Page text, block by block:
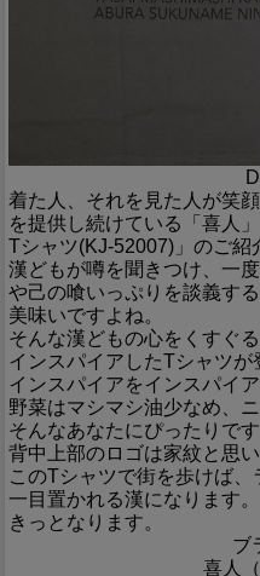
着た人、それを見た人が笑
を提供し続けている「喜人
Tシャツ(KJ-52007)」のご紹
漢どもが噂を聞きつけ、一
や己の喰いっぷりを談義す
美味いですよね。
そんな漢どもの心をくすぐ
インスパイアしたTシャツが
インスパイアをインスパイ
野菜はマシマシ油少なめ、
そんなあなたにぴったりです
背中上部のロゴは家紋と思
このTシャツで街を歩けば
一目置かれる漢になります。
きっとなります。
ブ
喜人